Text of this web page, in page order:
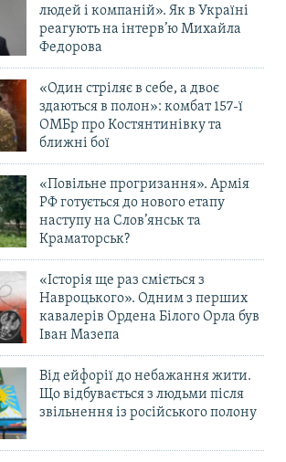
людей і компаній». Як в Україні
реагують на інтерв’ю Михайла
Федорова
«Один стріляє в себе, а двоє
здаються в полон»: комбат 157-ї
ОМБр про Костянтинівку та
ближні бої
«Повільне прогризання». Армія
РФ готується до нового етапу
наступу на Слов’янськ та
Краматорськ?
«Історія ще раз сміється з
Навроцького». Одним з перших
кавалерів Ордена Білого Орла був
Іван Мазепа
Від ейфорії до небажання жити.
Що відбувається з людьми після
звільнення із російського полону